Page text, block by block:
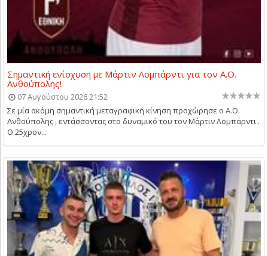
Σημαντική ενίσχυση με Μάρτιν Λομπάρντι για τον Α.Ο.
Ανθούπολης!
07 Αυγούστου 2026 21:52
Σε μία ακόμη σημαντική μεταγραφική κίνηση προχώρησε ο Α.Ο.
Ανθούπολης , εντάσσοντας στο δυναμικό του τον Μάρτιν Λομπάρντι .
Ο 25χρον...